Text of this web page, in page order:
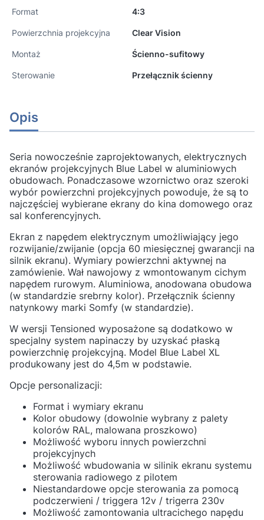
Format 4:3
Powierzchnia projekcyjna Clear Vision
Montaż Ścienno-sufitowy
Sterowanie Przełącznik ścienny
Opis
Seria nowocześnie zaprojektowanych, elektrycznych
ekranów projekcyjnych Blue Label w aluminiowych
obudowach. Ponadczasowe wzornictwo oraz szeroki
wybór powierzchni projekcyjnych powoduje, że są to
najczęściej wybierane ekrany do kina domowego oraz
sal konferencyjnych.
Ekran z napędem elektrycznym umożliwiający jego
rozwijanie/zwijanie (opcja 60 miesięcznej gwarancji na
silnik ekranu). Wymiary powierzchni aktywnej na
zamówienie. Wał nawojowy z wmontowanym cichym
napędem rurowym. Aluminiowa, anodowana obudowa
(w standardzie srebrny kolor). Przełącznik ścienny
natynkowy marki Somfy (w standardzie).
W wersji Tensioned wyposażone są dodatkowo w
specjalny system napinaczy by uzyskać płaską
powierzchnię projekcyjną. Model Blue Label XL
produkowany jest do 4,5m w podstawie.
Opcje personalizacji:
Format i wymiary ekranu
Kolor obudowy (dowolnie wybrany z palety
kolorów RAL, malowana proszkowo)
Możliwość wyboru innych powierzchni
projekcyjnych
Możliwość wbudowania w silinik ekranu systemu
sterowania radiowego z pilotem
Niestandardowe opcje sterowania za pomocą
podczerwieni / triggera 12v / trigerra 230v
Możliwość zamontowania ultracichego napędu